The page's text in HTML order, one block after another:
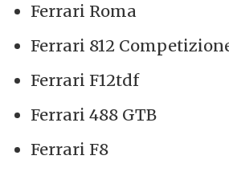
Ferrari Roma
Ferrari 812
Ferrari F12tdf
Ferrari 488 GTB
Ferrari F8